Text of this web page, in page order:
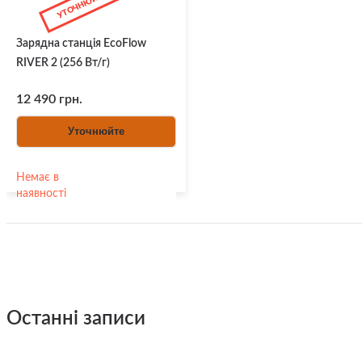
Зарядна станція EcoFlow
RIVER 2 (256 Вт/г)
12 490 грн.
Уточнюйте
Немає в
наявності
останні записи